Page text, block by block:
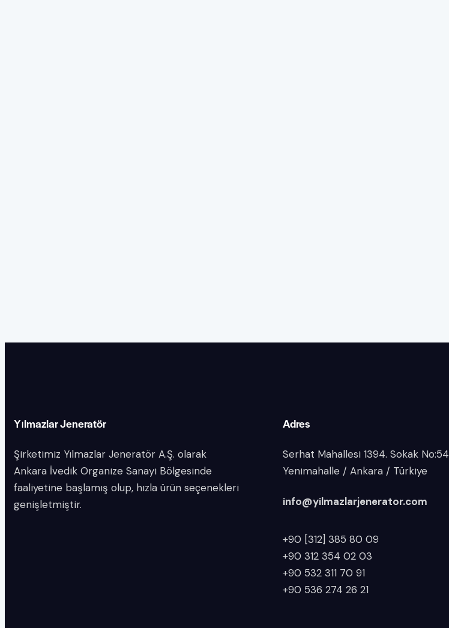
Yılmazlar Jeneratör
Şirketimiz Yılmazlar Jeneratör A.Ş. olarak
Ankara İvedik Organize Sanayi Bölgesinde
faaliyetine başlamış olup, hızla ürün seçenekleri
genişletmiştir.
Adres
Serhat Mahallesi 1394. Sokak No:54
Yenimahalle / Ankara / Türkiye
info@yilmazlarjenerator.com
+90 [312] 385 80 09
+90 312 354 02 03
+90 532 311 70 91
+90 536 274 26 21